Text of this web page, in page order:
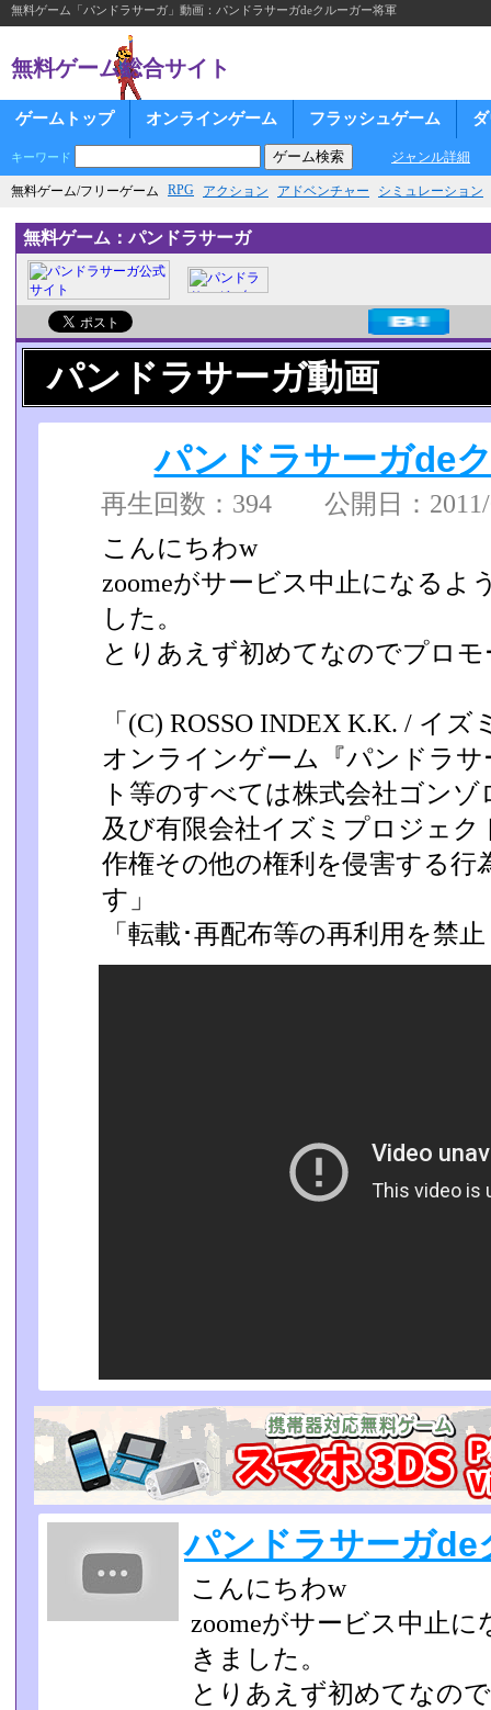
無料ゲーム「パンドラサーガ」動画：パンドラサーガdeクルーガー将軍
無料ゲーム総合サイト
ゲームトップ オンラインゲーム フラッシュゲーム
キーワード ジャンル詳細
無料ゲーム/フリーゲーム RPG アクション アドベンチャー シミュレーション
無料ゲーム：パンドラサーガ
パンドラサーガ動画
パンドラサーガde
再生回数：394 公開日：
こんにちわw
zoomeがサービス中止になるよ
した。
とりあえず初めてなのでプロ
「(C) ROSSO INDEX K.K. / イ
オンラインゲーム『パンドラ
ト等のすべては株式会社ゴン
及び有限会社イズミプロジェク
作権その他の権­利を侵害する行
す」
「転載･再配布等の再利用を禁
パンドラサーガde
こんにちわw
zoomeがサービス中止
きました。
とりあえず初めてなの